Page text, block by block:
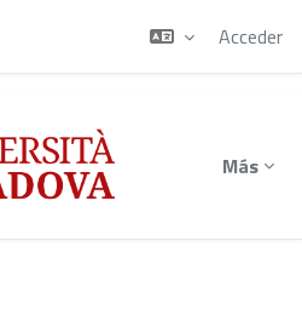
Acceder
Más